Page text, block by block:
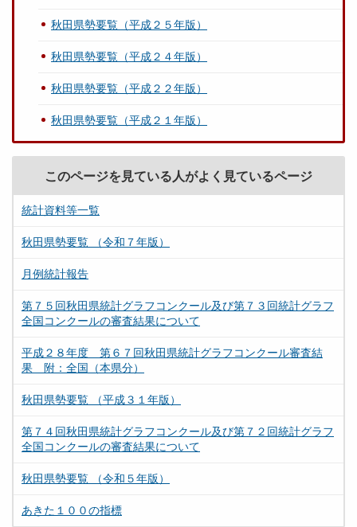
秋田県勢要覧（平成２５年版）
秋田県勢要覧（平成２４年版）
秋田県勢要覧（平成２２年版）
秋田県勢要覧（平成２１年版）
このページを見ている人がよく見ているページ
統計資料等一覧
秋田県勢要覧 （令和７年版）
月例統計報告
第７５回秋田県統計グラフコンクール及び第７３回統計グラフ
全国コンクールの審査結果について
平成２８年度 第６７回秋田県統計グラフコンクール審査結
果 附：全国（本県分）
秋田県勢要覧 （平成３１年版）
第７４回秋田県統計グラフコンクール及び第７２回統計グラフ
全国コンクールの審査結果について
秋田県勢要覧 （令和５年版）
あきた１００の指標